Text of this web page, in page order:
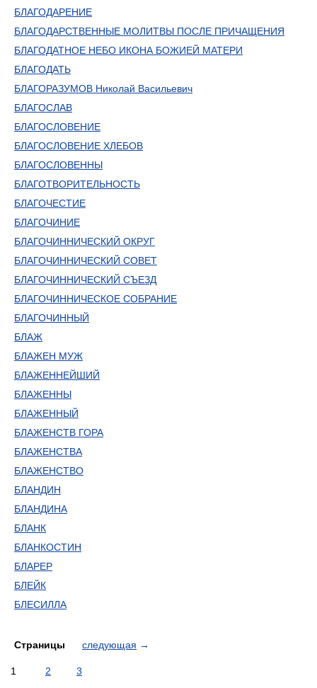
БЛАГОДАРЕНИЕ
БЛАГОДАРСТВЕННЫЕ МОЛИТВЫ ПОСЛЕ ПРИЧАЩЕНИЯ
БЛАГОДАТНОЕ НЕБО ИКОНА БОЖИЕЙ МАТЕРИ
БЛАГОДАТЬ
БЛАГОРАЗУМОВ Николай Васильевич
БЛАГОСЛАВ
БЛАГОСЛОВЕНИЕ
БЛАГОСЛОВЕНИЕ ХЛЕБОВ
БЛАГОСЛОВЕННЫ
БЛАГОТВОРИТЕЛЬНОСТЬ
БЛАГОЧЕСТИЕ
БЛАГОЧИНИЕ
БЛАГОЧИННИЧЕСКИЙ ОКРУГ
БЛАГОЧИННИЧЕСКИЙ СОВЕТ
БЛАГОЧИННИЧЕСКИЙ СЪЕЗД
БЛАГОЧИННИЧЕСКОЕ СОБРАНИЕ
БЛАГОЧИННЫЙ
БЛАЖ
БЛАЖЕН МУЖ
БЛАЖЕННЕЙШИЙ
БЛАЖЕННЫ
БЛАЖЕННЫЙ
БЛАЖЕНСТВ ГОРА
БЛАЖЕНСТВА
БЛАЖЕНСТВО
БЛАНДИН
БЛАНДИНА
БЛАНК
БЛАНКОСТИН
БЛАРЕР
БЛЕЙК
БЛЕСИЛЛА
Страницы следующая →
1 2 3